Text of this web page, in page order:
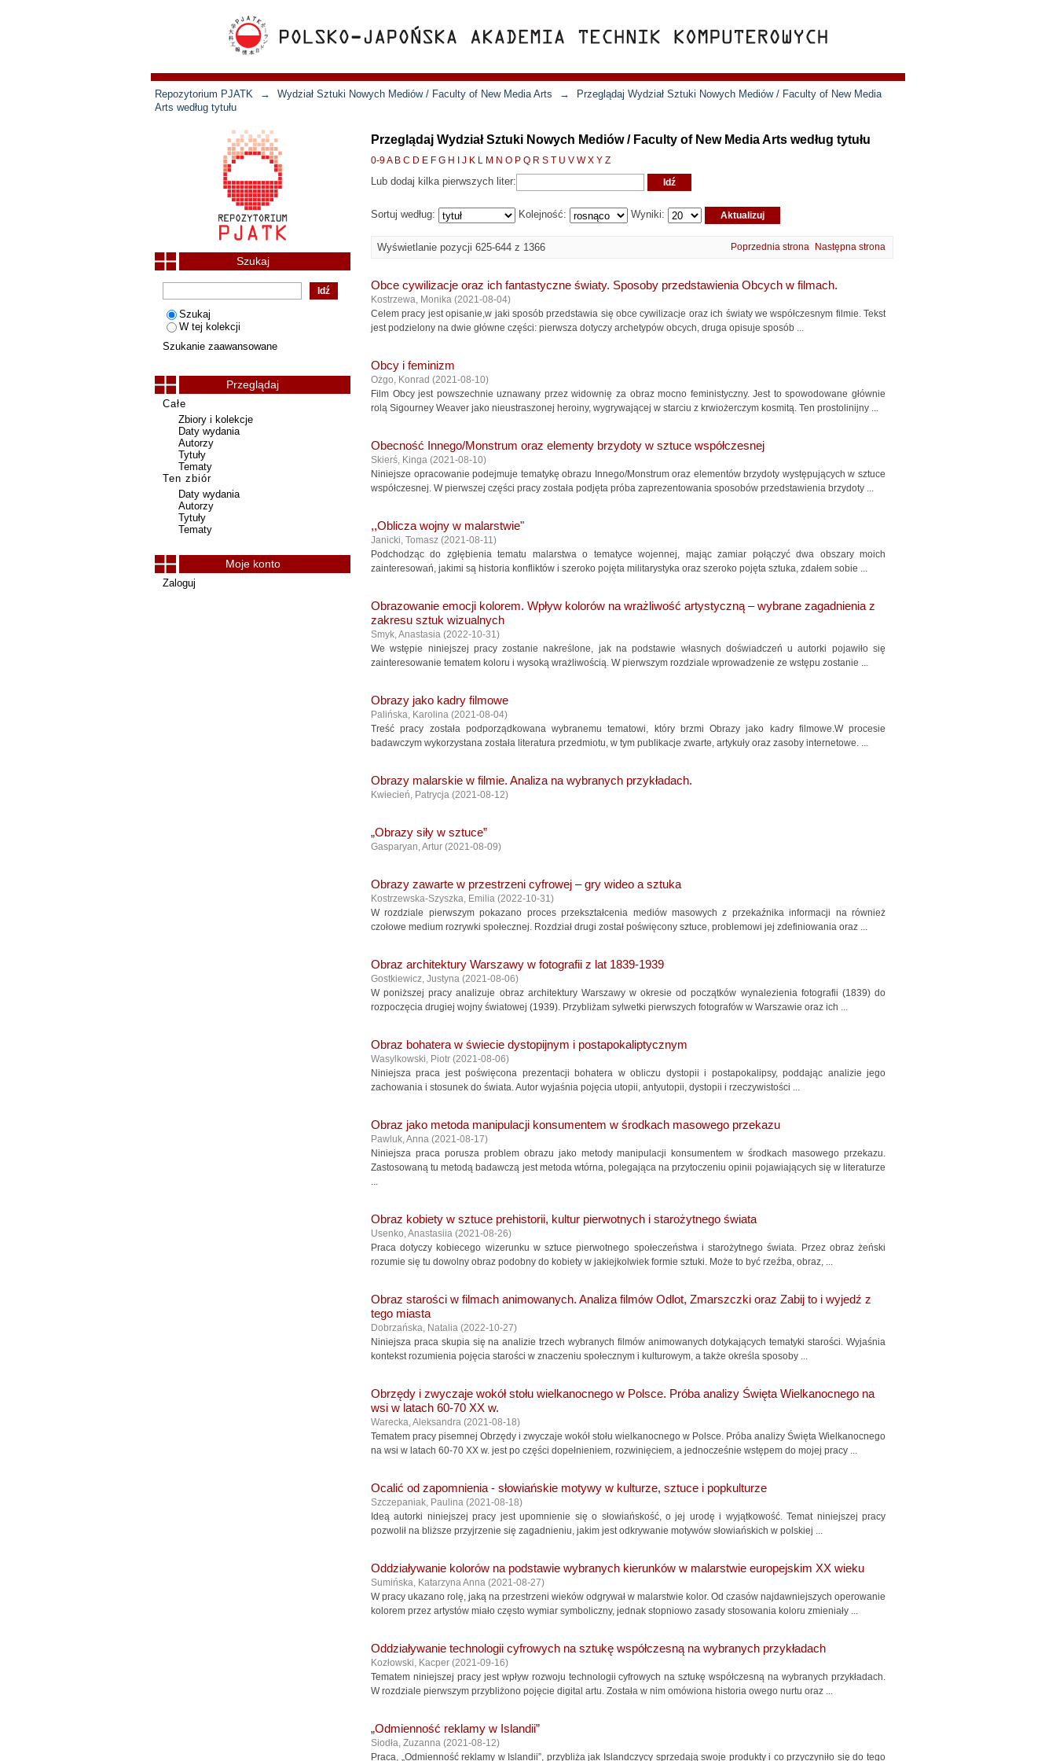
Repozytorium PJATK → Wydział Sztuki Nowych Mediów / Faculty of New Media Arts →
Przeglądaj Wydział Sztuki Nowych Mediów / Faculty of New Media
Arts według tytułu
Przeglądaj Wydział Sztuki Nowych Mediów / Faculty of New Media Arts według tytułu
0-9A B C D E F G H J K L M N O P Q R S T U V W X Y Z
Lub dodaj kilka pierwszych liter:
Sortuj według: Kolejność: Wyniki:
Wyświetlanie pozycji 625-644 z 1366 Poprzednia strona Następna strona
Obce cywilizacje oraz ich fantastyczne światy. Sposoby przedstawienia Obcych w filmach.
Kostrzewa, Monika (2021-08-04)
Celem pracy jest opisanie,w jaki sposób przedstawia się obce cywilizacje oraz ich światy we współczesnym filmie. Tekst
jest podzielony na dwie główne części: pierwsza dotyczy archetypów obcych, druga opisuje sposób ...
Obcy i feminizm
Ożgo, Konrad (2021-08-10)
Film Obcy jest powszechnie uznawany przez widownię za obraz mocno feministyczny. Jest to spowodowane głównie
rolą Sigourney Weaver jako nieustraszonej heroiny, wygrywającej w starciu z krwiożerczym kosmitą. Ten prostolinijny ...
Obecność Innego/Monstrum oraz elementy brzydoty w sztuce współczesnej
Skierś, Kinga (2021-08-10)
Niniejsze opracowanie podejmuje tematykę obrazu Innego/Monstrum oraz elementów brzydoty występujących w sztuce
współczesnej. W pierwszej części pracy została podjęta próba zaprezentowania sposobów przedstawienia brzydoty ...
,,Oblicza wojny w malarstwie"
Janicki, Tomasz (2021-08-11)
Podchodząc do zgłębienia tematu malarstwa o tematyce wojennej, mając zamiar połączyć dwa obszary moich
zainteresowań, jakimi są historia konfliktów i szeroko pojęta militarystyka oraz szeroko pojęta sztuka, zdałem sobie ...
Obrazowanie emocji kolorem. Wpływ kolorów na wrażliwość artystyczną – wybrane zagadnienia z
zakresu sztuk wizualnych
Smyk, Anastasia (2022-10-31)
We wstępie niniejszej pracy zostanie nakreślone, jak na podstawie własnych doświadczeń u autorki pojawiło się
zainteresowanie tematem koloru i wysoką wrażliwością. W pierwszym rozdziale wprowadzenie ze wstępu zostanie ...
Obrazy jako kadry filmowe
Palińska, Karolina (2021-08-04)
Treść pracy została podporządkowana wybranemu tematowi, który brzmi Obrazy jako kadry filmowe.W procesie
badawczym wykorzystana została literatura przedmiotu, w tym publikacje zwarte, artykuły oraz zasoby internetowe. ...
Obrazy malarskie w filmie. Analiza na wybranych przykładach.
Kwiecień, Patrycja (2021-08-12)
„Obrazy siły w sztuce”
Gasparyan, Artur (2021-08-09)
Obrazy zawarte w przestrzeni cyfrowej – gry wideo a sztuka
Kostrzewska‑Szyszka, Emilia (2022-10-31)
W rozdziale pierwszym pokazano proces przekształcenia mediów masowych z przekaźnika informacji na również
czołowe medium rozrywki społecznej. Rozdział drugi został poświęcony sztuce, problemowi jej zdefiniowania oraz ...
Obraz architektury Warszawy w fotografii z lat 1839-1939
Gostkiewicz, Justyna (2021-08-06)
W poniższej pracy analizuje obraz architektury Warszawy w okresie od początków wynalezienia fotografii (1839) do
rozpoczęcia drugiej wojny światowej (1939). Przybliżam sylwetki pierwszych fotografów w Warszawie oraz ich ...
Obraz bohatera w świecie dystopijnym i postapokaliptycznym
Wasylkowski, Piotr (2021-08-06)
Niniejsza praca jest poświęcona prezentacji bohatera w obliczu dystopii i postapokalipsy, poddając analizie jego
zachowania i stosunek do świata. Autor wyjaśnia pojęcia utopii, antyutopii, dystopii i rzeczywistości ...
Obraz jako metoda manipulacji konsumentem w środkach masowego przekazu
Pawluk, Anna (2021-08-17)
Niniejsza praca porusza problem obrazu jako metody manipulacji konsumentem w środkach masowego przekazu.
Zastosowaną tu metodą badawczą jest metoda wtórna, polegająca na przytoczeniu opinii pojawiających się w literaturze
...
Obraz kobiety w sztuce prehistorii, kultur pierwotnych i starożytnego świata
Usenko, Anastasiia (2021-08-26)
Praca dotyczy kobiecego wizerunku w sztuce pierwotnego społeczeństwa i starożytnego świata. Przez obraz żeński
rozumie się tu dowolny obraz podobny do kobiety w jakiejkolwiek formie sztuki. Może to być rzeźba, obraz, ...
Obraz starości w filmach animowanych. Analiza filmów Odlot, Zmarszczki oraz Zabij to i wyjedź z
tego miasta
Dobrzańska, Natalia (2022-10-27)
Niniejsza praca skupia się na analizie trzech wybranych filmów animowanych dotykających tematyki starości. Wyjaśnia
kontekst rozumienia pojęcia starości w znaczeniu społecznym i kulturowym, a także określa sposoby ...
Obrzędy i zwyczaje wokół stołu wielkanocnego w Polsce. Próba analizy Święta Wielkanocnego na
wsi w latach 60-70 XX w.
Warecka, Aleksandra (2021-08-18)
Tematem pracy pisemnej Obrzędy i zwyczaje wokół stołu wielkanocnego w Polsce. Próba analizy Święta Wielkanocnego
na wsi w latach 60-70 XX w. jest po części dopełnieniem, rozwinięciem, a jednocześnie wstępem do mojej pracy ...
Ocalić od zapomnienia - słowiańskie motywy w kulturze, sztuce i popkulturze
Szczepaniak, Paulina (2021-08-18)
Ideą autorki niniejszej pracy jest upomnienie się o słowiańskość, o jej urodę i wyjątkowość. Temat niniejszej pracy
pozwolił na bliższe przyjrzenie się zagadnieniu, jakim jest odkrywanie motywów słowiańskich w polskiej ...
Oddziaływanie kolorów na podstawie wybranych kierunków w malarstwie europejskim XX wieku
Sumińska, Katarzyna Anna (2021-08-27)
W pracy ukazano rolę, jaką na przestrzeni wieków odgrywał w malarstwie kolor. Od czasów najdawniejszych operowanie
kolorem przez artystów miało często wymiar symboliczny, jednak stopniowo zasady stosowania koloru zmieniały ...
Oddziaływanie technologii cyfrowych na sztukę współczesną na wybranych przykładach
Kozłowski, Kacper (2021-09-16)
Tematem niniejszej pracy jest wpływ rozwoju technologii cyfrowych na sztukę współczesną na wybranych przykładach.
W rozdziale pierwszym przybliżono pojęcie digital artu. Została w nim omówiona historia owego nurtu oraz ...
„Odmienność reklamy w Islandii”
Siodła, Zuzanna (2021-08-12)
Praca, „Odmienność reklamy w Islandii”, przybliża jak Islandczycy sprzedają swoje produkty i co przyczyniło się do tego
Szukaj
Szukaj
W tej kolekcji
Szukanie zaawansowane
Przeglądaj
Całe
Zbiory i kolekcje
Daty wydania
Autorzy
Tytuły
Tematy
Ten zbiór
Daty wydania
Autorzy
Tytuły
Tematy
Moje konto
Zaloguj